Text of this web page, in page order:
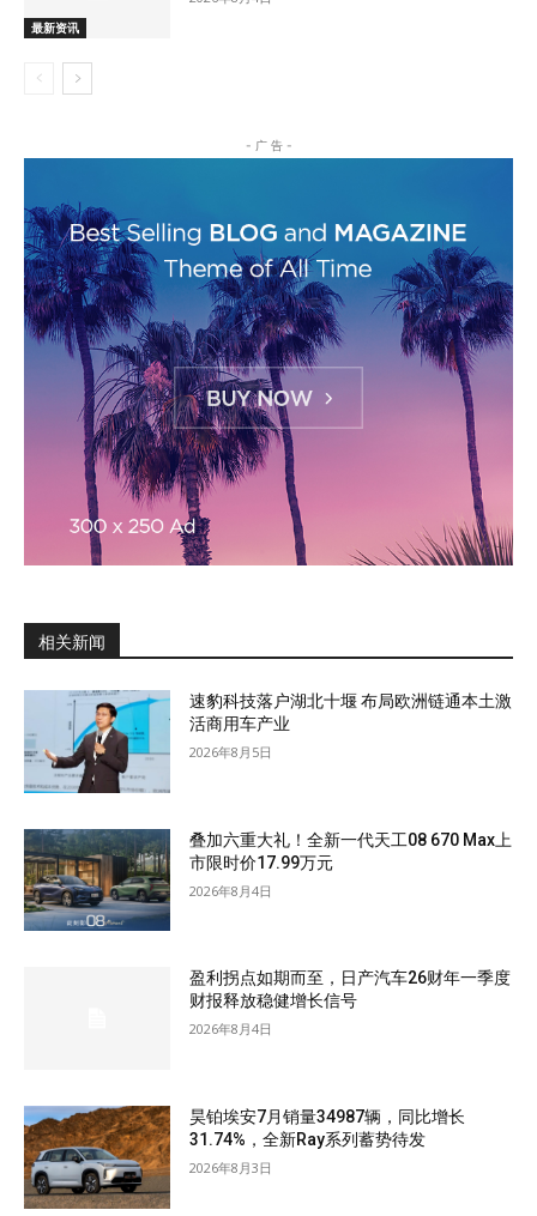
最新资讯
- 广 告 -
相关新闻
速豹科技落户湖北十堰 布局欧洲链通本土激
活商用车产业
2026年8月5日
叠加六重大礼！全新一代天工08 670 Max上
市限时价17.99万元
2026年8月4日
盈利拐点如期而至，日产汽车26财年一季度
财报释放稳健增长信号
2026年8月4日
昊铂埃安7月销量34987辆，同比增长
31.74%，全新Ray系列蓄势待发
2026年8月3日